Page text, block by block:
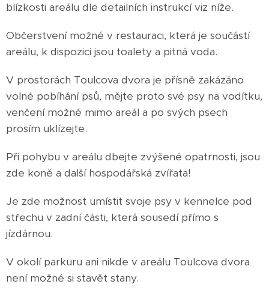
blízkosti areálu dle detailních instrukcí viz níže.
Občerstvení možné v restauraci, která je součástí
areálu, k dispozici jsou toalety a pitná voda.
V prostorách Toulcova dvora je přísně zakázáno
volné pobíhání psů, mějte proto své psy na vodítku,
venčení možné mimo areál a po svých psech
prosím uklízejte.
Při pohybu v areálu dbejte zvýšené opatrnosti, jsou
zde koně a další hospodářská zvířata!
Je zde možnost umístit svoje psy v kennelce pod
střechu v zadní části, která sousedí přímo s
jízdárnou.
V okolí parkuru ani nikde v areálu Toulcova dvora
není možné si stavět stany.